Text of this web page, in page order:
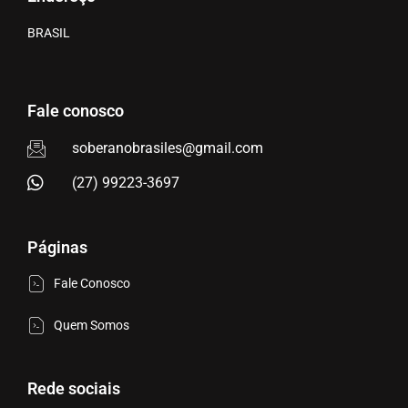
BRASIL
Fale conosco
soberanobrasiles@gmail.com
(27) 99223-3697
Páginas
Fale Conosco
Quem Somos
Rede sociais